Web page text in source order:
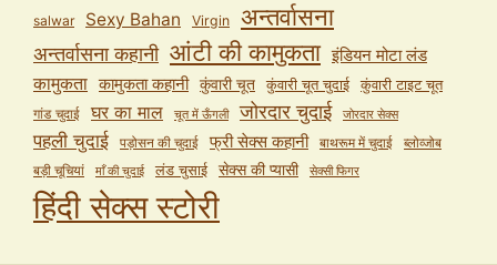
salwar Sexy Bahan Virgin अन्तर्वासना
अन्तर्वासना कहानी आंटी की कामुकता इंडियन मोटा लंड
कामुकता कामुकता कहानी कुंवारी चूत कुंवारी चूत चुदाई कुंवारी टाइट चूत
गांड चुदाई घर का माल चूत में ऊँगली जोरदार चुदाई जोरदार सेक्स
पहली चुदाई पड़ोसन की चुदाई फ्री सेक्स कहानी बाथरूम में चुदाई
ब्लोव्जोब
बड़ी चूचियां
माँ की चुदाई लंड चुसाई सेक्स की प्यासी सेक्सी फिगर
हिंदी सेक्स स्टोरी